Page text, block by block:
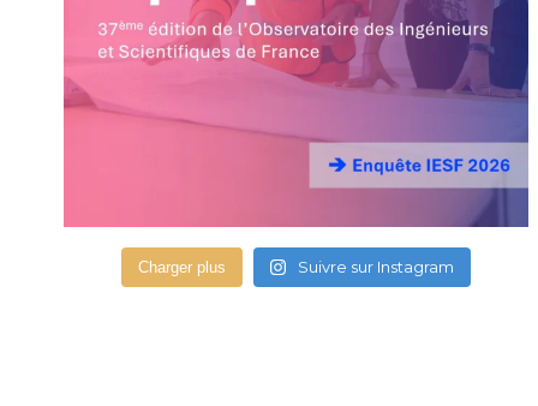
Charger plus Suivre sur Instagram